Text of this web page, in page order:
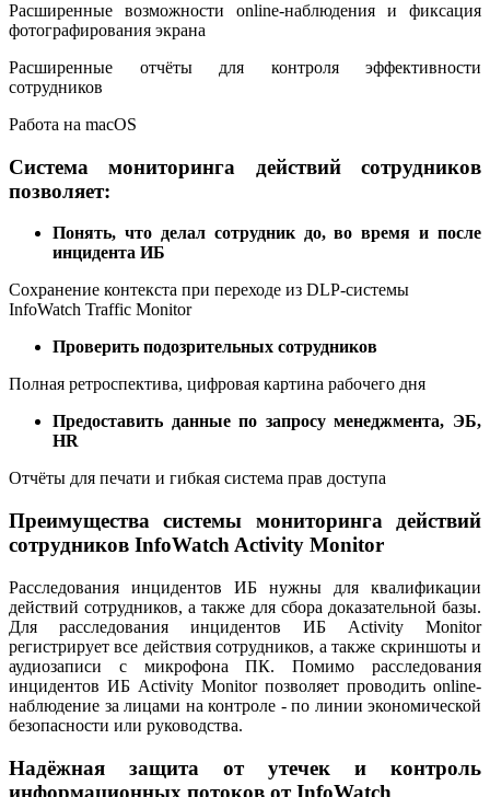
Расширенные возможности online-наблюдения и фиксация
фотографирования экрана
Расширенные отчёты для контроля эффективности
сотрудников
Работа на macOS
Система мониторинга действий сотрудников
позволяет:
Понять, что делал сотрудник до, во время и после
инцидента ИБ
Сохранение контекста при переходе из DLP-системы
InfoWatch Traffic Monitor
Проверить подозрительных сотрудников
Полная ретроспектива, цифровая картина рабочего дня
Предоставить данные по запросу менеджмента, ЭБ,
HR
Отчёты для печати и гибкая система прав доступа
Преимущества системы мониторинга действий
сотрудников InfoWatch Activity Monitor
Расследования инцидентов ИБ нужны для квалификации
действий сотрудников, а также для сбора доказательной базы.
Для расследования инцидентов ИБ Activity Monitor
регистрирует все действия сотрудников, а также скриншоты и
аудиозаписи с микрофона ПК. Помимо расследования
инцидентов ИБ Activity Monitor позволяет проводить online-
наблюдение за лицами на контроле - по линии экономической
безопасности или руководства.
Надёжная защита от утечек и контроль
информационных потоков от InfoWatch